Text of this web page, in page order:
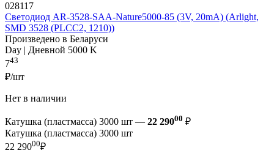
028117
Светодиод AR-3528-SAA-Nature5000-85 (3V, 20mA) (Arlight,
SMD 3528 (PLCC2, 1210))
Произведено в Беларуси
Day | Дневной 5000 K
743
₽/шт
Нет в наличии
Катушка (пластмасса) 3000 шт — 22 29000 ₽
Катушка (пластмасса) 3000 шт
22 29000₽